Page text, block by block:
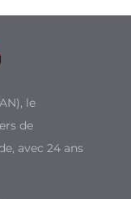
le
de
avec 24 ans